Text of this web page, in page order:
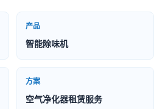
产品
智能除味机
方案
空气净化器租赁服务